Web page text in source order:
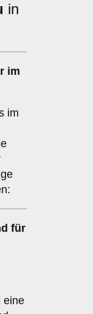
in
im
im
für
eine